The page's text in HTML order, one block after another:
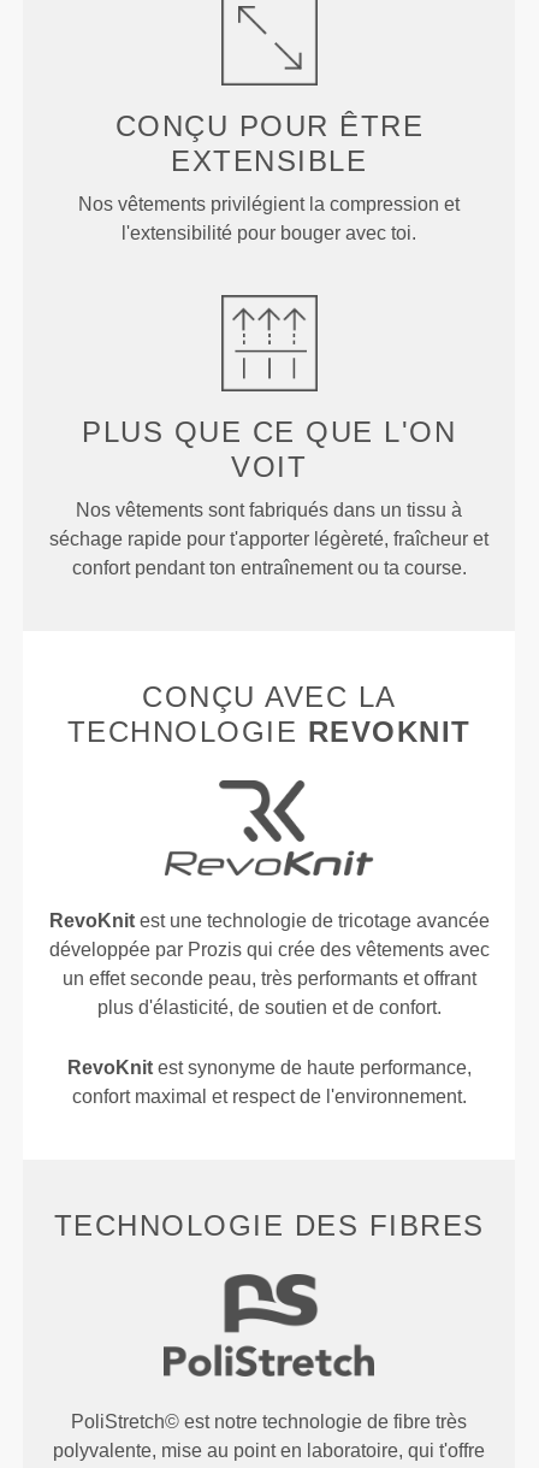
CONÇU POUR ÊTRE
EXTENSIBLE
Nos vêtements privilégient la compression et
l'extensibilité pour bouger avec toi.
PLUS QUE CE QUE L'ON
VOIT
Nos vêtements sont fabriqués dans un tissu à
séchage rapide pour t'apporter légèreté, fraîcheur et
confort pendant ton entraînement ou ta course.
CONÇU AVEC LA
TECHNOLOGIE REVOKNIT
RevoKnitest une technologie de tricotage avancée
développée par Prozis qui crée des vêtements avec
un effet seconde peau, très performants et offrant
plus d'élasticité, de soutien et de confort.
RevoKnitest synonyme de haute performance,
confort maximal et respect de l'environnement.
TECHNOLOGIE DES FIBRES
PoliStretch© est notre technologie de fibre très
polyvalente, mise au point en laboratoire, qui t'offre